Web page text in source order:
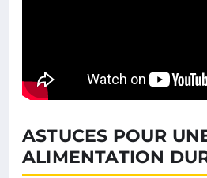
ASTUCES POUR
ALIMENTATION